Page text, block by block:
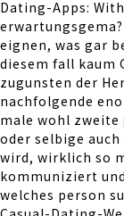
Dating-Apps:
eignen, was gar
diesem fall kaum
zugunsten der
nachfolgende
male wohl zweite
oder selbige
wird, wirklich so
kommuniziert
welches person